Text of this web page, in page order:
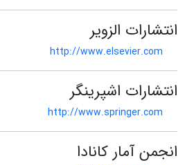
انتشارات الزویر
http://www.elsevier.com
انتشارات اشپرینگر
http://www.springer.com
انجمن آمار کانادا